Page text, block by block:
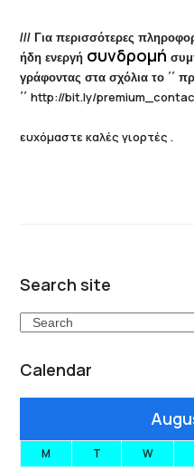
/// Για περισσότερες
ήδη ενεργή συνδρομή
γράφονταςστα σχόλια το ΄΄
΄΄http://bit.ly/premium_conta
ευχόμαστε καλές γιορτές .
Search site
Search
Calendar
M T W